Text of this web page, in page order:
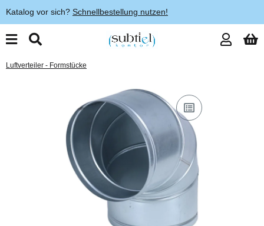
Katalog vor sich? Schnellbestellung nutzen!
Luftverteiler - Formstücke